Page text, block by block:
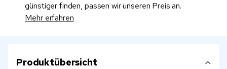
günstiger finden, passen wir unseren Preis an.
Mehr erfahren
Produktübersicht